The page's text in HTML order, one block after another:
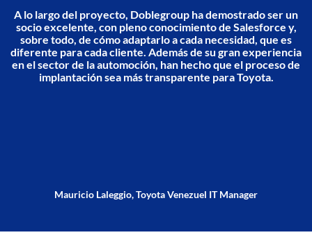
A lo largo del proyecto, Doblegroup ha demostrado ser un
socio excelente, con pleno conocimiento de Salesforce y,
sobre todo, de cómo adaptarlo a cada necesidad, que es
diferente para cada cliente. Además de su gran experiencia
en el sector de la automoción, han hecho que el proceso de
implantación sea más transparente para Toyota.
Mauricio Laleggio, Toyota Venezuel IT Manager